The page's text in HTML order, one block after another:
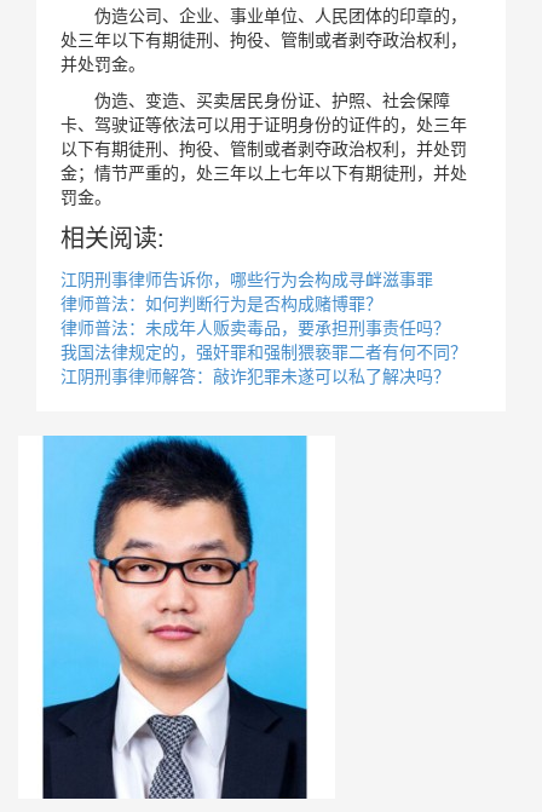
伪造公司、企业、事业单位、人民团体的印章的，
处三年以下有期徒刑、拘役、管制或者剥夺政治权利，
并处罚金。
伪造、变造、买卖居民身份证、护照、社会保障
卡、驾驶证等依法可以用于证明身份的证件的，处三年
以下有期徒刑、拘役、管制或者剥夺政治权利，并处罚
金；情节严重的，处三年以上七年以下有期徒刑，并处
罚金。
相关阅读:
江阴刑事律师告诉你，哪些行为会构成寻衅滋事罪
律师普法：如何判断行为是否构成赌博罪？
律师普法：未成年人贩卖毒品，要承担刑事责任吗？
我国法律规定的，强奸罪和强制猥亵罪二者有何不同？
江阴刑事律师解答：敲诈犯罪未遂可以私了解决吗？